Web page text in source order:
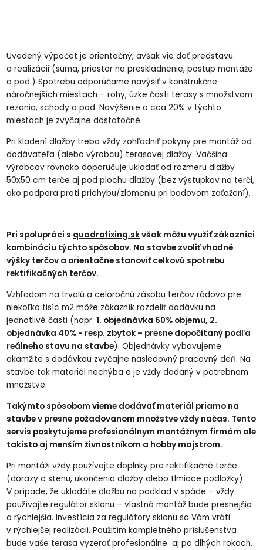
Uvedený výpočet je orientačný, avšak vie dať predstavu
o realizácii (suma, priestor na preskladnenie, postup montáže
a pod.) Spotrebu odporúčame navýšiť v konštrukčne
náročnejších miestach – rohy, úzke časti terasy s množstvom
rezania, schody a pod. Navýšenie o cca 20% v týchto
miestach je zvyčajne dostatočné.
Pri kladení dlažby treba vždy zohľadniť pokyny pre montáž od
dodávateľa (alebo výrobcu) terasovej dlažby. Väčšina
výrobcov rovnako doporučuje ukladať od rozmeru dlažby
50x50 cm terče aj pod plochu dlažby (bez výstupkov na terči,
ako podpora proti priehybu/zlomeniu pri bodovom zaťažení).
Pri spolupráci s quadrofixing.skvšak môžu využiť zákazníci
kombináciu týchto spôsobov. Na stavbe zvoliť vhodné
výšky terčov a orientačne stanoviť celkovú spotrebu
rektifikačných terčov.
Vzhľadom na trvalú a celoročnú zásobu terčov rádovo pre
niekoľko tisíc m2 môže zákazník rozdeliť dodávku na
jednotlivé časti (napr.1. objednávka 60% objemu, 2.
objednávka 40% - resp. zbytok – presne dopočítaný podľa
reálneho stavu na stavbe). Objednávky vybavujeme
okamžite s dodávkou zvyčajne nasledovný pracovný deň. Na
stavbe tak materiál nechýba a je vždy dodaný v potrebnom
množstve.
Takýmto spôsobom vieme dodávať materiál priamo na
stavbe v presne požadovanom množstve vždy načas. Tento
servis poskytujeme profesionálnym montážnym firmám ale
takisto aj menším živnostníkom a hobby majstrom.
Pri montáži vždy používajte doplnky pre rektifikačné terče
(dorazy o stenu, ukončenia dlažby alebo tlmiace podložky).
V prípade, že ukladáte dlažbu na podklad v spáde – vždy
používajte regulátor sklonu – vlastná montáž bude presnejšia
a rýchlejšia. Investícia za regulátory sklonu sa Vám vráti
v rýchlejšej realizácii. Použitím kompletného príslušenstva
bude vaše terasa vyzerať profesionálne aj po dlhých rokoch.